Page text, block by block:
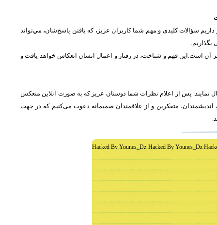
سؤالات کلیدی و مهم شما كاربران عزیز، که یافتن پاسخ‌‌شان، مي‌تواند
بگذاریم.
آن است.این فهم و شناخت، در رفتار و اعمال انسان انعكاس خواهد يافت و
پس از اعلام نظرات شما دوستان عزیز که به صورت آنلاین منعکس
متفکرین و از علاقمندان صمیمانه دعوت می‌کنیم که در جهت
Hacked By Younes_Dz Hacked By Younes_Dz